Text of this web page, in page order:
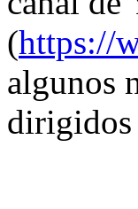
(https://
algunos
dirigidos